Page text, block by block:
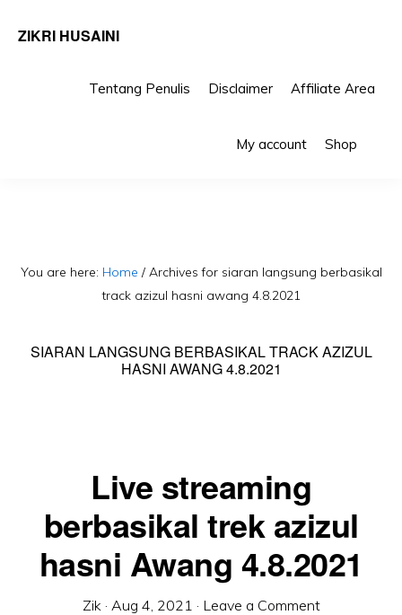
ZIKRI HUSAINI
Tentang Penulis Disclaimer Affiliate Area
My account Shop
You are here: Home /Archives for siaran langsung berbasikal
track azizul hasni awang 4.8.2021
SIARAN LANGSUNG BERBASIKAL TRACK AZIZUL
HASNI AWANG 4.8.2021
Live streaming
berbasikal trek azizul
hasni Awang 4.8.2021
Zik· Aug 4, 2021 · Leave a Comment